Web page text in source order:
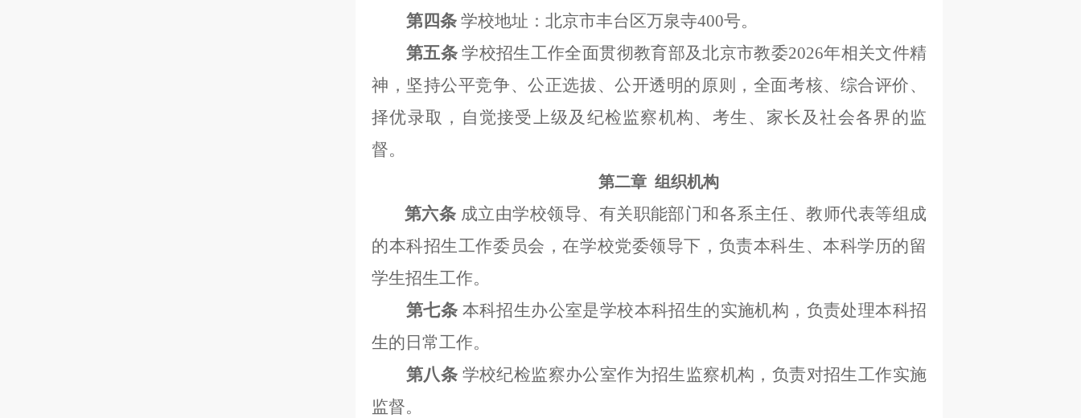
第四条 学校地址：北京市丰台区万泉寺400号。
第五条 学校招生工作全面贯彻教育部及北京市教委2026年相关文件精
神，坚持公平竞争、公正选拔、公开透明的原则，全面考核、综合评价、
择优录取，自觉接受上级及纪检监察机构、考生、家长及社会各界的监
督。
第二章 组织机构
第六条 成立由学校领导、有关职能部门和各系主任、教师代表等组成
的本科招生工作委员会，在学校党委领导下，负责本科生、本科学历的留
学生招生工作。
第七条 本科招生办公室是学校本科招生的实施机构，负责处理本科招
生的日常工作。
第八条 学校纪检监察办公室作为招生监察机构，负责对招生工作实施
监督。